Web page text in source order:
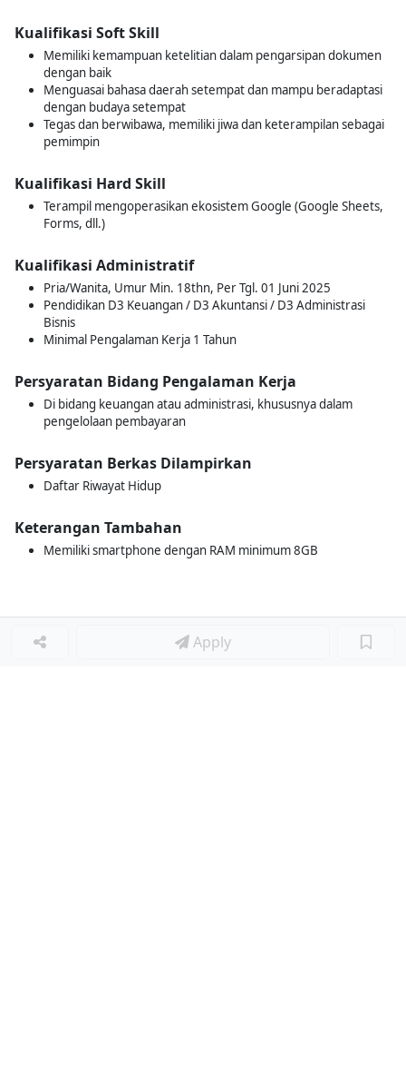
Kualifikasi Soft Skill
Memiliki kemampuan ketelitian dalam pengarsipan dokumen
dengan baik
Menguasai bahasa daerah setempat dan mampu beradaptasi
dengan budaya setempat
Tegas dan berwibawa, memiliki jiwa dan keterampilan sebagai
pemimpin
Kualifikasi Hard Skill
Terampil mengoperasikan ekosistem Google (Google Sheets,
Forms, dll.)
Kualifikasi Administratif
Pria/Wanita, Umur Min. 18thn, Per Tgl. 01 Juni 2025
Pendidikan D3 Keuangan / D3 Akuntansi / D3 Administrasi
Bisnis
Minimal Pengalaman Kerja 1 Tahun
Persyaratan Bidang Pengalaman Kerja
Di bidang keuangan atau administrasi, khususnya dalam
pengelolaan pembayaran
Persyaratan Berkas Dilampirkan
Daftar Riwayat Hidup
Keterangan Tambahan
Memiliki smartphone dengan RAM minimum 8GB
Apply